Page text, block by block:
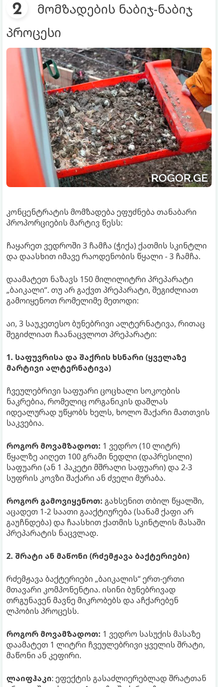
მომზადების ნაბიჯ-ნაბიჯ
პროცესი
კონცენტრატის მომზადება ეფუძნება თანაბარი
პროპორციების მარტივ წესს:
ჩაყარეთ ვედროში 3 ჩამჩა (ჭიქა) ქათმის სკინტლი
და დაასხით იმავე რაოდენობის წყალი - 3 ჩამჩა.
დაამატეთ ნაზავს 150 მილილიტრი პრეპარატი
„ბაიკალი“. თუ არ გაქვთ პრეპარატი, შეგიძლიათ
გამოიყენოთ რომელიმე მეთოდი:
აი, 3 საუკეთესო ბუნებრივი ალტერნატივა, რითაც
შეგიძლიათ ჩაანაცვლოთ პრეპარატი:
1. საფუვრისა და შაქრის ხსნარი (ყველაზე
მარტივი ალტერნატივა)
ჩვეულებრივი საფუარი ცოცხალი სოკოების
ნაკრებია, რომელიც ორგანიკის დაშლას
იდეალურად უწყობს ხელს, ხოლო შაქარი მათთვის
საკვებია.
როგორ მოვამზადოთ: 1 ვედრო (10 ლიტრ)
წყალზე აიღეთ 100 გრამი ნედლი (დაპრესილი)
საფუარი (ან 1 პაკეტი მშრალი საფუარი) და 2-3
სუფრის კოვზი შაქარი ან ძველი მურაბა.
როგორ გამოვიყენოთ: გახსენით თბილ წყალში,
აცადეთ 1-2 საათი გააქტიურება (სანამ ქაფი არ
გაუჩნდება) და ჩაასხით ქათმის სკინტლის მასაში
პრეპარატის ნაცვლად.
2. შრატი ან მაწონი (რძემჟავა ბაქტერიები)
რძემჟავა ბაქტერიები „ბაიკალის“ ერთ-ერთი
მთავარი კომპონენტია. ისინი ბუნებრივად
თრგუნავენ მავნე მიკრობებს და აჩქარებენ
ლპობის პროცესს.
როგორ მოვამზადოთ: 1 ვედრო სასუქის მასაზე
დაამატეთ 1 ლიტრი ჩვეულებრივი ყველის შრატი,
მაწონი ან კეფირი.
ლაიფჰაკი: ეფექტის გასაძლიერებლად შრატთან